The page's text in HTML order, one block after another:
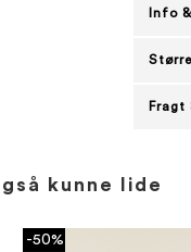
Info
Fragt
kunne lide
-50%